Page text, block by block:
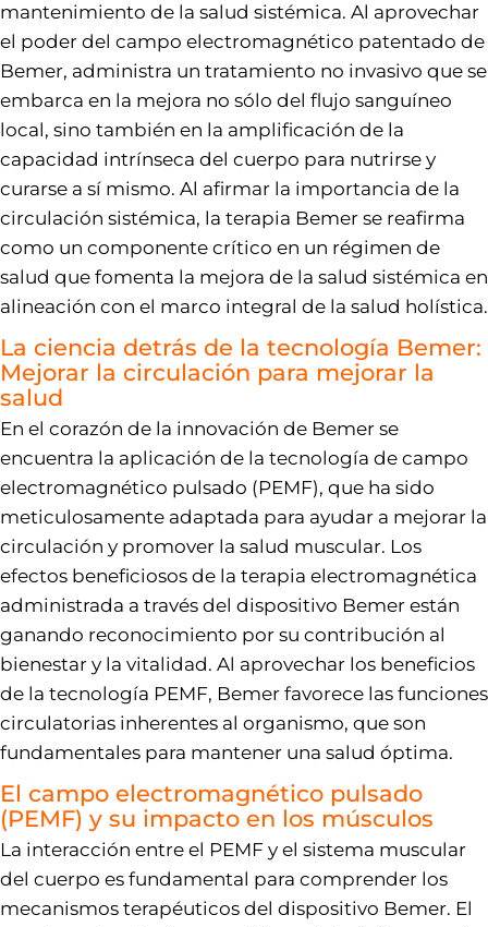
mantenimiento de la salud sistémica. Al aprovechar
el poder del campo electromagnético patentado de
Bemer, administra un tratamiento no invasivo que se
embarca en la mejora no sólo del flujo sanguíneo
local, sino también en la amplificación de la
capacidad intrínseca del cuerpo para nutrirse y
curarse a sí mismo. Al afirmar la importancia de la
circulación sistémica, la terapia Bemer se reafirma
como un componente crítico en un régimen de
salud que fomenta la mejora de la salud sistémica en
alineación con el marco integral de la salud holística.
La ciencia detrás de la tecnología Bemer:
Mejorar la circulación para mejorar la
salud
En el corazón de la innovación de Bemer se
encuentra la aplicación de la tecnología de campo
electromagnético pulsado (PEMF), que ha sido
meticulosamente adaptada para ayudar a mejorar la
circulación y promover la salud muscular. Los
efectos beneficiosos de la terapia electromagnética
administrada a través del dispositivo Bemer están
ganando reconocimiento por su contribución al
bienestar y la vitalidad. Al aprovechar los beneficios
de la tecnología PEMF, Bemer favorece las funciones
circulatorias inherentes al organismo, que son
fundamentales para mantener una salud óptima.
El campo electromagnético pulsado
(PEMF) y su impacto en los músculos
La interacción entre el PEMF y el sistema muscular
del cuerpo es fundamental para comprender los
mecanismos terapéuticos del dispositivo Bemer. El